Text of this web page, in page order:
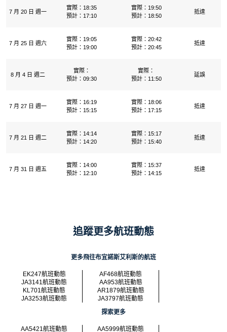
7 月 20 日 週一
實際：18:35
預計：17:10
實際：19:50
預計：18:50
抵達
7 月 25 日 週六
實際：19:05
預計：19:00
實際：20:42
預計：20:45
抵達
8 月 4 日 週二
實際：
預計：09:30
實際：
預計：11:50
延誤
7 月 27 日 週一
實際：16:19
預計：15:15
實際：18:06
預計：17:15
抵達
7 月 21 日 週二
實際：14:14
預計：14:20
實際：15:17
預計：15:40
抵達
7 月 31 日 週五
實際：14:00
預計：12:10
實際：15:37
預計：14:15
抵達
追蹤更多航班動態
更多飛往布宜諾斯艾利斯的航班
EK247航班動態
AF468航班動態
JA3141航班動態
AA953航班動態
KL701航班動態
AR1879航班動態
JA3253航班動態
JA3797航班動態
探索更多
AA5421航班動態
AA5999航班動態